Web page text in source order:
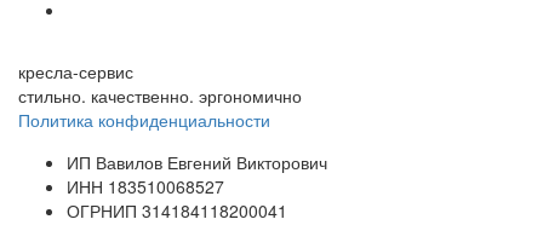
кресла-сервис
стильно. качественно. эргономично
Политика конфиденциальности
ИП Вавилов Евгений Викторович
ИНН 183510068527
ОГРНИП 314184118200041